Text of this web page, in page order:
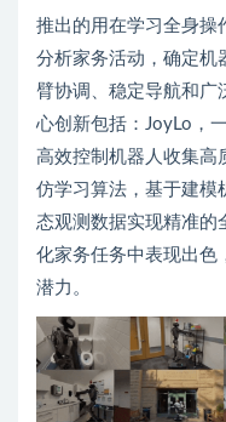
推出的用在学习全身操
分析家务活动，确定机
臂协调、稳定导航和广
心创新包括：JoyLo，
高效控制机器人收集
仿学习算法，基于建模
态观测数据实现精准的
化家务任务中表现出色
潜力。